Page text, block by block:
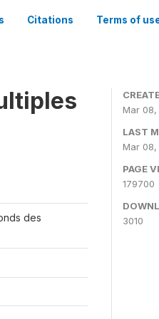
Citations Terms of
des
Mar 08,
LAST
Mar 08,
PAGE
179700
3010